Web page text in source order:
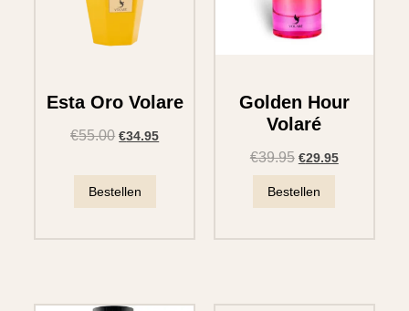
Esta Oro Volare
€55.00 €34.95
Bestellen
Golden Hour
Volaré
€39.95 €29.95
Bestellen